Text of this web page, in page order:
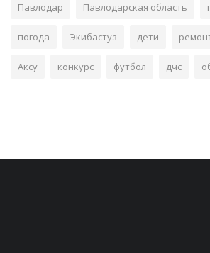
Павлодар Павлодарская область
погода Экибастуз дети
Аксу конкурс футбол дчс